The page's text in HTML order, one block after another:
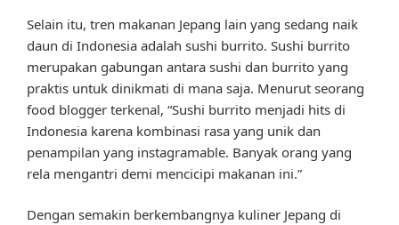
Selain itu, tren makanan Jepang lain yang sedang naik
daun di Indonesia adalah sushi burrito. Sushi burrito
merupakan gabungan antara sushi dan burrito yang
praktis untuk dinikmati di mana saja. Menurut seorang
food blogger terkenal, “Sushi burrito menjadi hits di
Indonesia karena kombinasi rasa yang unik dan
penampilan yang instagramable. Banyak orang yang
rela mengantri demi mencicipi makanan ini.”
Dengan semakin berkembangnya kuliner Jepang di